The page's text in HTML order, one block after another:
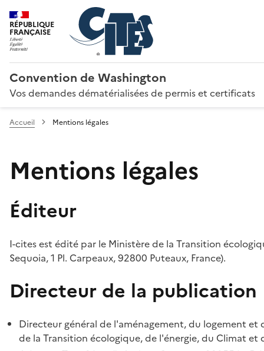
RÉPUBLIQUE
FRANÇAISE
Convention de Washington
Vos demandes dématérialisées de permis et certificats
Accueil Mentions légales
Mentions légales
Éditeur
I-cites est édité par le Ministère de la Transition
Sequoia, 1 Pl. Carpeaux, 92800 Puteaux, France).
Directeur de la publication
Directeur général de l'aménagement, du logement
de la Transition écologique, de l'énergie, du Climat et